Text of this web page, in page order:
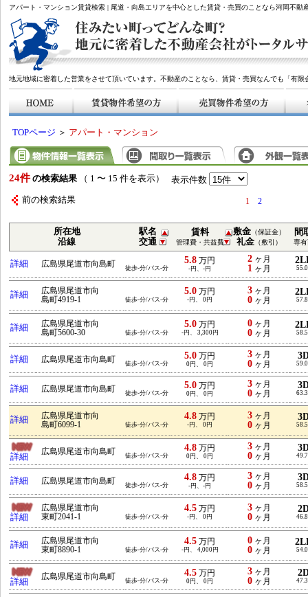
アパート・マンション賃貸検索 | 尾道・向島エリアを中心とした賃貸・売買のことなら河岡不動
地元地域に密着した営業をさせて頂いています。不動産のことなら、賃貸・売買なんでも「有
TOPページ ＞ アパート・マンション
24件 の検索結果 （ 1 〜 15 件を表示） 表示件数
前の検索結果 1 2
所在地
沿線
駅名
交通
賃料
管理費・共益費
敷金（保証金）
礼金（敷引）
間
専
詳細 広島県尾道市向島町 徒歩-分/バス-分
5.8 万円
-円、-円
2ヶ月
1 ヶ月
詳細
広島県尾道市向
島町4919-1
徒歩-分/バス-分
5.0 万円
-円、 0円
3ヶ月
0ヶ月
詳細
広島県尾道市向
島町5600-30
徒歩-分/バス-分
5.0 万円
-円、 3,300円
0ヶ月
0ヶ月
詳細 広島県尾道市向島町 徒歩-分/バス-分
5.0 万円
0円、 0円
3ヶ月
0ヶ月
詳細 広島県尾道市向島町 徒歩-分/バス-分
5.0 万円
0円、 0円
3ヶ月
0ヶ月
詳細
広島県尾道市向
島町6099-1
徒歩-分/バス-分
4.8 万円
-円、 0円
3ヶ月
0ヶ月
詳細
広島県尾道市向島町 徒歩-分/バス-分
4.8 万円
0円、 0円
3ヶ月
0ヶ月
詳細 広島県尾道市向島町 徒歩-分/バス-分
4.8 万円
-円、-円
3ヶ月
0ヶ月
詳細
広島県尾道市向
東町2041-1
徒歩-分/バス-分
4.5 万円
-円、 0円
3ヶ月
0ヶ月
詳細
広島県尾道市向
東町8890-1
徒歩-分/バス-分
4.5 万円
-円、 4,000円
0ヶ月
0ヶ月
詳細
広島県尾道市向島町 徒歩-分/バス-分
4.5 万円
0円、 0円
3ヶ月
0ヶ月